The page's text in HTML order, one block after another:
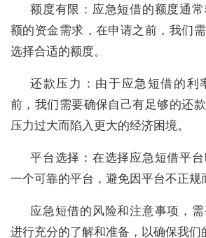
额度有限：应急短借的额度通
额的资金需求，在申请之前，我们
选择合适的额度。
还款压力：由于应急短借的利
前，我们需要确保自己有足够的还
压力过大而陷入更大的经济困境。
平台选择：在选择应急短借平
一个可靠的平台，避免因平台不正规
应急短借的风险和注意事项，
进行充分的了解和准备，以确保我们